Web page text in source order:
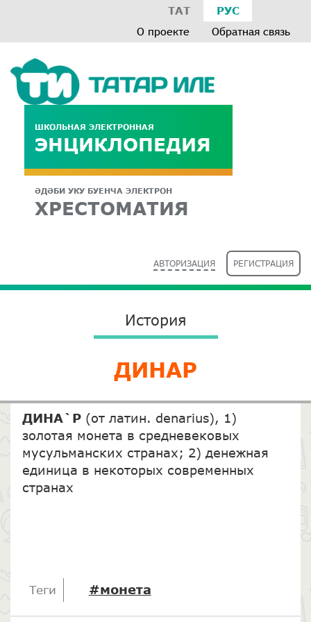
ТАТ РУС
О проекте Обратная связь
ШКОЛЬНАЯ ЭЛЕКТРОННАЯ
ЭНЦИКЛОПЕДИЯ
ӘДӘБИ УКУ БУЕНЧА ЭЛЕКТРОН
ХРЕСТОМАТИЯ
АВТОРИЗАЦИЯ РЕГИСТРАЦИЯ
История
ДИНАР
ДИНА`Р(от латин. denarius), 1)
золотая монета в средневековых
мусульманских странах; 2) денежная
единица в некоторых современных
странах
Теги #монета